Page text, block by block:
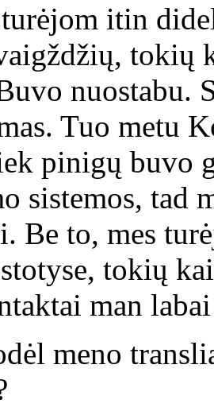
itin
tokių
nuostabu.
Tuo metu
pinigų buvo
sistemos, tad
Be to, mes
tokių
man
meno